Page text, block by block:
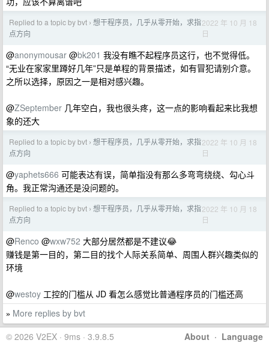
Replied to a topic by bvt › 想干程序员，几乎从零开始，求指
点方向
2022 年 10 月 18
日
@anonymousar @bk201 我没有瞧不起程序员这行，也不觉得低。
“无业在家家里蹲好几年”只是单程的背景描述，如有冒犯请别介意。
之所以选择，原因之一是相对感兴趣。
@ZSeptember 几年空白，我也很头疼，这一点的影响看起来比我想
象的还大
Replied to a topic by bvt › 想干程序员，几乎从零开始，求指
点方向
2022 年 10 月 18
日
@yaphets666 可能表达有误，简单指没有那么多弯弯绕绕、勾心斗
角。我正常沟通还是没问题的。
Replied to a topic by bvt › 想干程序员，几乎从零开始，求指
点方向
2022 年 10 月 18
日
@Renco @wxw752 大部分居然都是不建议😂
赚钱是第一目的，第二目的找个人际关系简单、周围人群兴趣类似的
环境
@westoy 工控的门槛从 JD 看怎么感觉比普通程序员的门槛还高
» More replies by bvt
About · Language
© 2026 V2EX · 9ms · 3.9.8.5